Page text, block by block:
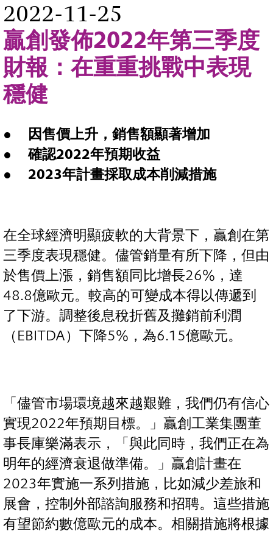
jerry.chung@evonik.com
2022-11-25
贏創發佈2022年第三季度
財報：在重重挑戰中表現
穩健
因售價上升，銷售額顯著增加
確認2022年預期收益
2023年計畫採取成本削減措施
在全球經濟明顯疲軟的大背景下，贏創在第
三季度表現穩健。儘管銷量有所下降，但由
於售價上漲，銷售額同比增長26%，達
48.8億歐元。較高的可變成本得以傳遞到
了下游。調整後息稅折舊及攤銷前利潤
（EBITDA）下降5%，為6.15億歐元。
「儘管市場環境越來越艱難，我們仍有信心
實現2022年預期目標。」贏創工業集團董
事長庫樂滿表示，「與此同時，我們正在為
明年的經濟衰退做準備。」贏創計畫在
2023年實施一系列措施，比如減少差旅和
展會，控制外部諮詢服務和招聘。這些措施
有望節約數億歐元的成本。相關措施將根據